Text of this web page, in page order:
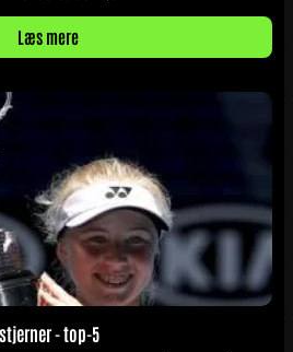
Læs mere
- top-5